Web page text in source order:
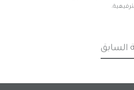
السابق